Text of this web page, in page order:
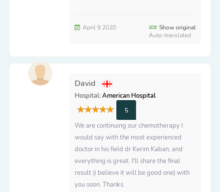
April 9 2020
Show original
Auto-translated
David
Hospital:American Hospital
5
We are continuing our chemotherapy I
would say with the most experienced
doctor in his field dr Kerim Kaban, and
everything is great. I'll share the final
result (i believe it will be good one) with
you soon. Thanks.